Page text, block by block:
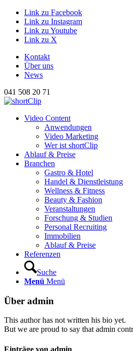
Link zu Facebook
Link zu Instagram
Link zu Youtube
Link zu X
Kontakt
Über uns
News
041 508 20 71
Hauptnavigation
Video Content
Anwendungen
Video Marketing
Wer ist shortClip
Ablauf & Preise
Branchen
Gastro & Hotel
Handel & Dienstleistung
Wellness & Fitness
Beauty & Fashion
Veranstaltungen
Forschung & Studien
Personal Recruiting
Immobilien
Ablauf & Preise
Referenzen
Suche
Menü Menü
Über admin
This author has not written his bio yet.
But we are proud to say thatadmin
Einträge von admin